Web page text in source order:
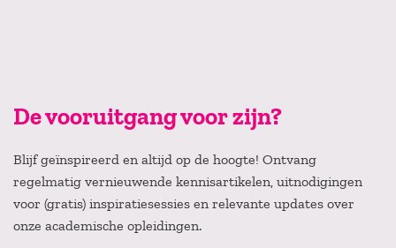
De vooruitgang voor zijn?
Blijf geïnspireerd en altijd op de hoogte! Ontvang
regelmatig vernieuwende kennisartikelen, uitnodigingen
voor (gratis) inspiratiesessies en relevante updates over
onze academische opleidingen.